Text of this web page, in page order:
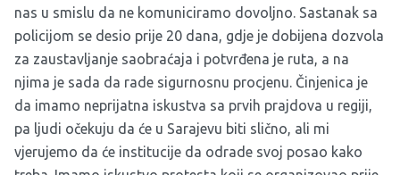
nas u smislu da ne komuniciramo dovoljno. Sastanak sa
policijom se desio prije 20 dana, gdje je dobijena dozvola
za zaustavljanje saobraćaja i potvrđena je ruta, a na
njima je sada da rade sigurnosnu procjenu. Činjenica je
da imamo neprijatna iskustva sa prvih prajdova u regiji,
pa ljudi očekuju da će u Sarajevu biti slično, ali mi
vjerujemo da će institucije da odrade svoj posao kako